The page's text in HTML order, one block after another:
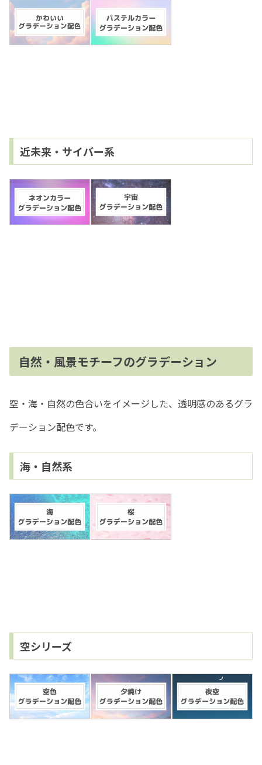
近未来・サイバー系
自然・風景モチーフのグラデーション
空・海・自然の色合いをイメージした、透明感のあるグラ
デーション配色です。
海・自然系
空シリーズ